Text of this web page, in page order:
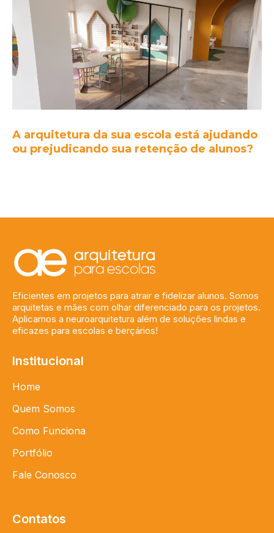
A arquitetura da sua escola está ajudando
ou prejudicando sua retenção de alunos?
Eficientes em projetos para atrair e fidelizar alunos. Somos
arquitetas e mães com olhar diferenciado para os projetos.
Aplicamos a neuroarquitetura além de soluções lindas e
eficazes para escolas e berçários!
Institucional
Home
Quem Somos
Como Funciona
Portfólio
Fale Conosco
Contatos